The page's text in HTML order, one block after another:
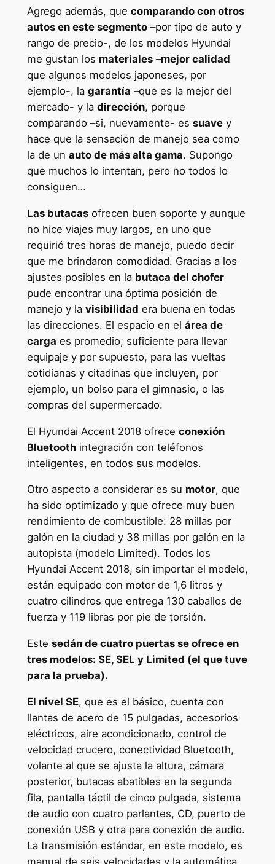
Agrego además, que comparando con otros
autos en este segmento–por tipo de auto y
rango de precio-, de los modelos Hyundai
me gustan los materiales–mejor calidad
que algunos modelos japoneses, por
ejemplo-, la garantía –que es la mejor del
mercado- y la dirección, porque
comparando –si, nuevamente- es suavey
hace que la sensación de manejo sea como
la de un auto de más alta gama. Supongo
que muchos lo intentan, pero no todos lo
consiguen…
Las butacasofrecen buen soporte y aunque
no hice viajes muy largos, en uno que
requirió tres horas de manejo, puedo decir
que me brindaron comodidad. Gracias a los
ajustes posibles en la butaca del chofer
pude encontrar una óptima posición de
manejo y la visibilidad era buena en todas
las direcciones. El espacio en el área de
carga es promedio; suficiente para llevar
equipaje y por supuesto, para las vueltas
cotidianas y citadinas que incluyen, por
ejemplo, un bolso para el gimnasio, o las
compras del supermercado.
El Hyundai Accent 2018 ofrece conexión
Bluetoothintegración con teléfonos
inteligentes, en todos sus modelos.
Otro aspecto a considerar es su motor, que
ha sido optimizado y que ofrece muy buen
rendimiento de combustible: 28 millas por
galón en la ciudad y 38 millas por galón en la
autopista (modelo Limited). Todos los
Hyundai Accent 2018, sin importar el modelo,
están equipado con motor de 1,6 litros y
cuatro cilindros que entrega 130 caballos de
fuerza y 119 libras por pie de torsión.
Este sedán de cuatro puertas se ofrece en
tres modelos: SE, SEL y Limited (el que tuve
para la prueba).
El nivel SE, que es el básico, cuenta con
llantas de acero de 15 pulgadas, accesorios
eléctricos, aire acondicionado, control de
velocidad crucero, conectividad Bluetooth,
volante al que se ajusta la altura, cámara
posterior, butacas abatibles en la segunda
fila, pantalla táctil de cinco pulgada, sistema
de audio con cuatro parlantes, CD, puerto de
conexión USB y otra para conexión de audio.
La transmisión estándar, en este modelo, es
manual de seis velocidades y la automática,